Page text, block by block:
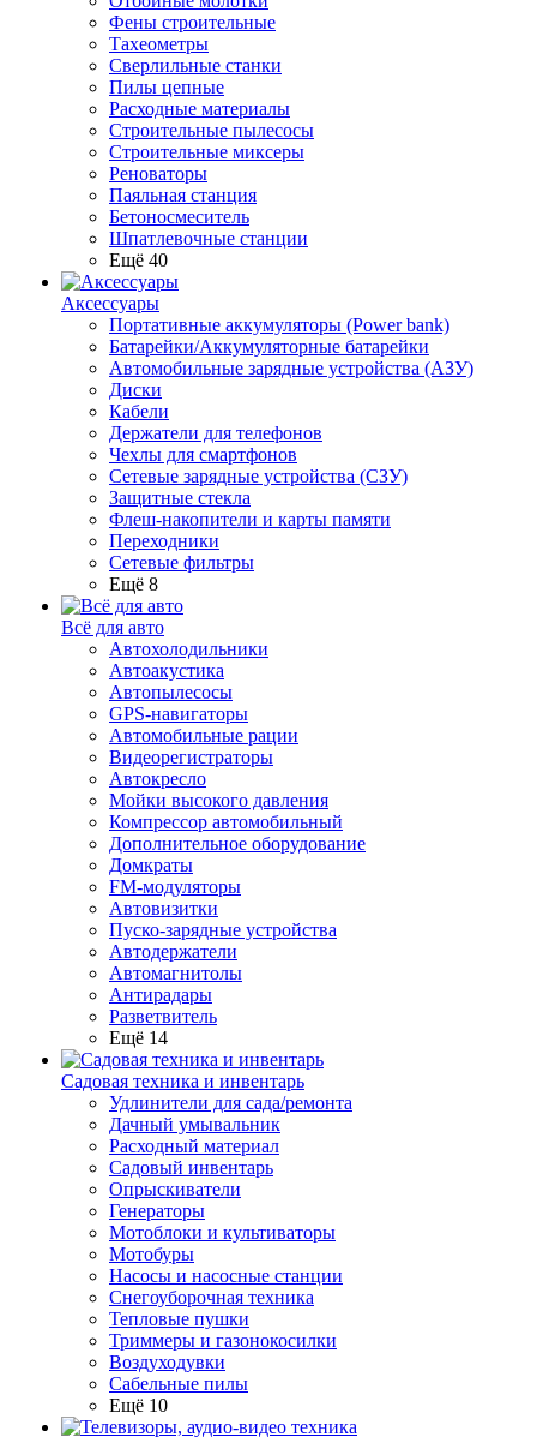
Фены строительные
Тахеометры
Сверлильные станки
Пилы цепные
Расходные материалы
Строительные пылесосы
Строительные миксеры
Реноваторы
Паяльная станция
Бетоносмеситель
Шпатлевочные станции
Ещё 40
Аксессуары
Портативные аккумуляторы (Power bank)
Батарейки/Аккумуляторные батарейки
Автомобильные зарядные устройства (АЗУ)
Диски
Кабели
Держатели для телефонов
Чехлы для смартфонов
Сетевые зарядные устройства (СЗУ)
Защитные стекла
Флеш-накопители и карты памяти
Переходники
Сетевые фильтры
Ещё 8
Всё для авто
Автохолодильники
Автоакустика
Автопылесосы
GPS-навигаторы
Автомобильные рации
Видеорегистраторы
Автокресло
Мойки высокого давления
Компрессор автомобильный
Дополнительное оборудование
Домкраты
FM-модуляторы
Автовизитки
Пуско-зарядные устройства
Автодержатели
Автомагнитолы
Антирадары
Разветвитель
Ещё 14
Садовая техника и инвентарь
Удлинители для сада/ремонта
Дачный умывальник
Расходный материал
Садовый инвентарь
Опрыскиватели
Генераторы
Мотоблоки и культиваторы
Мотобуры
Насосы и насосные станции
Снегоуборочная техника
Тепловые пушки
Триммеры и газонокосилки
Воздуходувки
Сабельные пилы
Ещё 10